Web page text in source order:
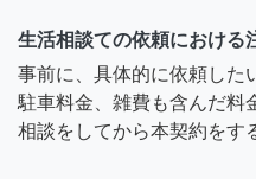
生活相談ての依頼における
事前に、具体的に依頼した
駐車料金、雑費も含んだ料
相談をしてから本契約をす